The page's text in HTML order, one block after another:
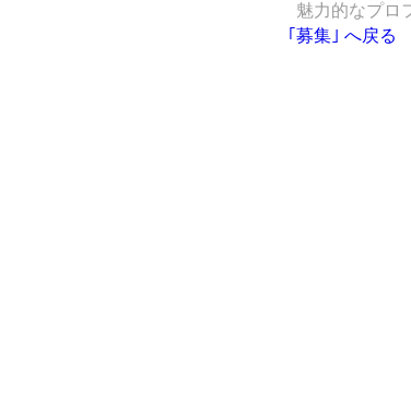
魅力的なプロ
｢募集｣ へ戻る